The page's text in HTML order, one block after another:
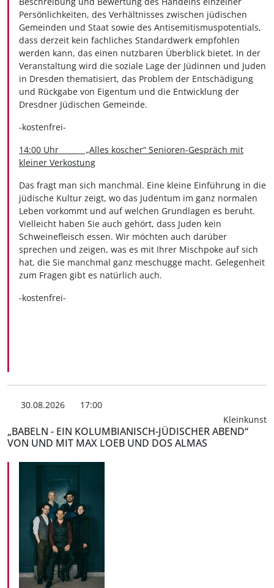
Persönlichkeiten, des Verhältnisses zwischen jüdischen
Gemeinden und Staat sowie des Antisemitismuspotentials,
dass derzeit kein fachliches Standardwerk empfohlen
werden kann, das einen nutzbaren Überblick bietet. In der
Veranstaltung wird die soziale Lage der Jüdinnen und Juden
in Dresden thematisiert, das Problem der Entschädigung
und Rückgabe von Eigentum und die Entwicklung der
Dresdner Jüdischen Gemeinde.
-kostenfrei-
14:00 Uhr „Alles koscher“ Senioren-Gespräch mit
kleiner Verkostung
Das fragt man sich manchmal. Eine kleine Einführung in die
jüdische Kultur zeigt, wo das Judentum im ganz normalen
Leben vorkommt und auf welchen Grundlagen es beruht.
Vielleicht haben Sie auch gehört, dass Juden kein
Schweinefleisch essen. Wir möchten auch darüber
sprechen und zeigen, was es mit Ihrer Mischpoke auf sich
hat, die Sie manchmal ganz meschugge macht. Gelegenheit
zum Fragen gibt es natürlich auch.
-kostenfrei-
30.08.2026
17:00
Kleinkunst
„BABELN - EIN KOLUMBIANISCH-JÜDISCHER ABEND“
VON UND MIT MAX LOEB UND DOS ALMAS